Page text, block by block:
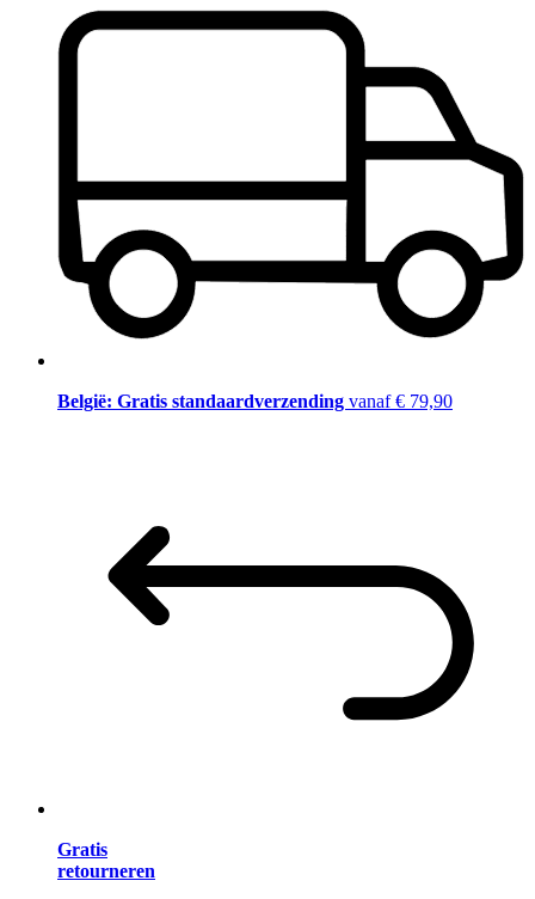
België: Gratis standaardverzending vanaf € 79,90
Gratis
retourneren